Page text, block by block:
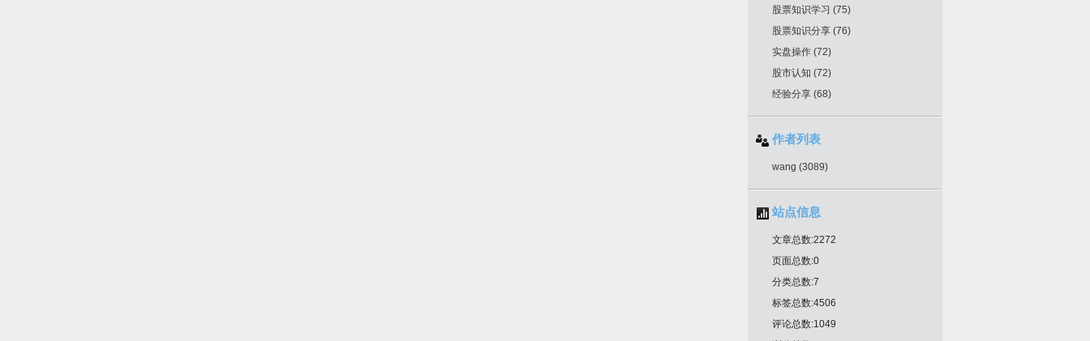
股票知识学习 (75)
股票知识分享 (76)
实盘操作 (72)
股市认知 (72)
经验分享 (68)
作者列表
wang (3089)
站点信息
文章总数:2272
页面总数:0
分类总数:7
标签总数:4506
评论总数:1049